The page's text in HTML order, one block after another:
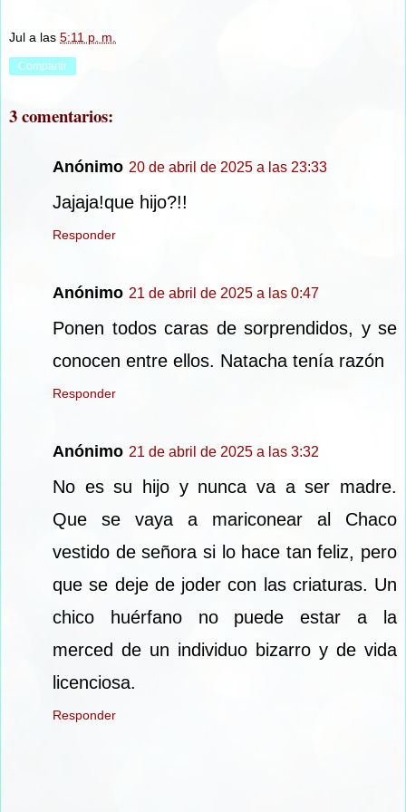
Jul a las 5:11 p. m.
Compartir
3 comentarios:
Anónimo 20 de abril de 2025 a las 23:33
Jajaja!que hijo?!!
Responder
Anónimo 21 de abril de 2025 a las 0:47
Ponen todos caras de sorprendidos, y se
conocen entre ellos. Natacha tenía razón
Responder
Anónimo 21 de abril de 2025 a las 3:32
No es su hijo y nunca va a ser madre.
Que se vaya a mariconear al Chaco
vestido de señora si lo hace tan feliz, pero
que se deje de joder con las criaturas. Un
chico huérfano no puede estar a la
merced de un individuo bizarro y de vida
licenciosa.
Responder